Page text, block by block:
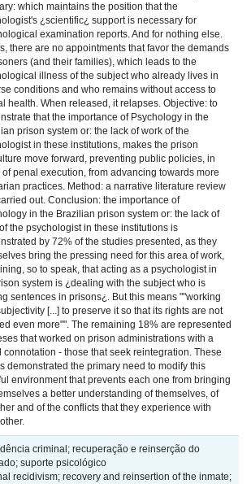
which maintains the position that the
¿scientific¿ support is necessary for
examination reports. And for nothing else.
there are no appointments that favor the demands
(and their families), which leads to the
illness of the subject who already lives in
conditions and who remains without access to
health. When released, it relapses. Objective: to
that the importance of Psychology in the
prison system or: the lack of work of the
in these institutions, makes the prison
move forward, preventing public policies, in
of penal execution, from advancing towards more
practices. Method: a narrative literature review
out. Conclusion: the importance of
in the Brazilian prison system or: the lack of
the psychologist in these institutions is
by 72% of the studies presented, as they
bring the pressing need for this area of work,
so to speak, that acting as a psychologist in
system is ¿dealing with the subject who is
sentences in prisons¿. But this means ""working
[...] to preserve it so that its rights are not
even more"". The remaining 18% are represented
that worked on prison administrations with a
connotation - those that seek reintegration. These
demonstrated the primary need to modify this
environment that prevents each one from bringing
a better understanding of themselves, of
and of the conflicts that they experience with
criminal; recuperação e reinserção do
suporte psicológico
recidivism; recovery and reinsertion of the inmate;